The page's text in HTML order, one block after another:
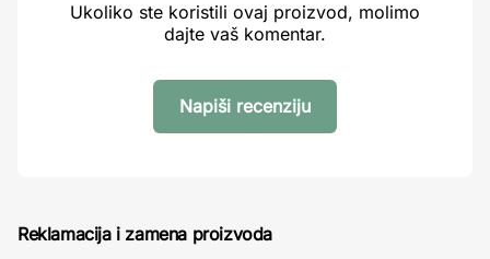
Ukoliko ste koristili ovaj proizvod, molimo
dajte vaš komentar.
Napiši recenziju
Reklamacija i zamena proizvoda